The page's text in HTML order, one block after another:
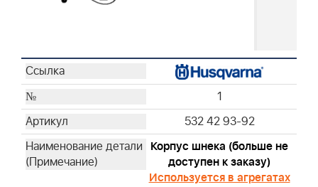
1
532 42 93-92
Корпус шнека (больше не
доступен к заказу)
Используется в агрегатах